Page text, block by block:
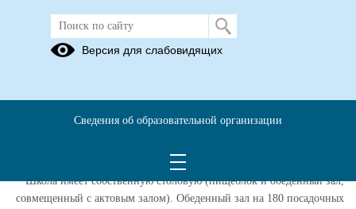
Об условиях питания и охраны
образовательным программам начального общего образования
Школа имеет собственную столовую (пищеблок и обеденный зал,
совмещенный с актовым залом). Обеденный зал на 180 посадочных
Версия для слабовидящих
Сведения об образовательной организации